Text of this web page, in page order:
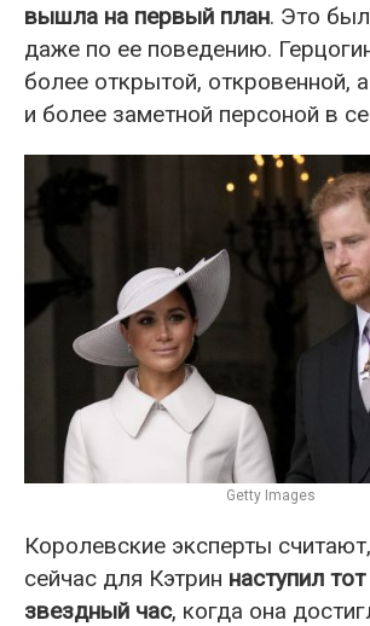
вышла на первый план. Это
даже по ее поведению.
более открытой, откровенной,
и более заметной персоной в
Getty Images
Королевские эксперты
сейчас для Кэтрин наступил
звездный час, когда она